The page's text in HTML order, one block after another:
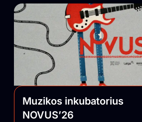
Muzikos inkubatorius
NOVUS’26